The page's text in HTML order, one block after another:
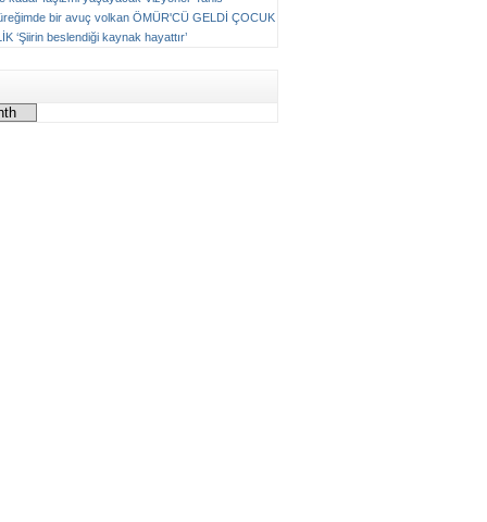
bir avuç volkan ÖMÜR'CÜ GELDİ ÇOCUK
‘Şiirin beslendiği kaynak hayattır’